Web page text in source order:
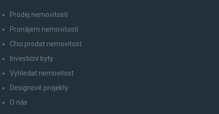
Prodej nemovitostí
Pronájem nemovitostí
Chci prodat nemovitost
Investiční byty
Vyhledat nemovitost
Designové projekty
O nás